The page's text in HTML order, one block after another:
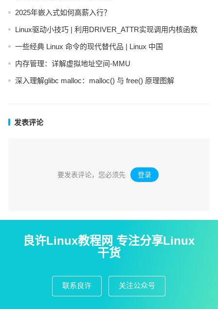
2025年嵌入式如何高薪入行？
Linux驱动小技巧 | 利用DRIVER_ATTR实现调用内核函数
一些经典 Linux 命令的现代替代品 | Linux 中国
内存管理：详解虚拟地址空间-MMU
深入理解glibc malloc：malloc() 与 free() 原理图解
发表评论
要发表评论，您必须先 登录 。
良许Linux教程网 专注分享Linux
干货
联系良许 关注公众号